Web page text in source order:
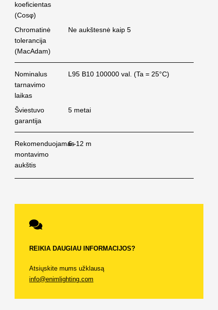
koeficientas
(Cosφ)
Chromatinė
tolerancija
(MacAdam)
Ne aukštesnė kaip 5
Nominalus
tarnavimo
laikas
L95 B10 100000 val. (Ta = 25°C)
Šviestuvo
garantija
5 metai
Rekomenduojamas
montavimo
aukštis
6–12 m
REIKIA DAUGIAU INFORMACIJOS?
Atsiųskite mums užklausą
info@enimlighting.com